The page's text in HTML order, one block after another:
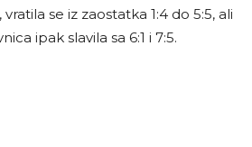
se iz zaostatka 1:4 do 5:5, ali
ipak slavila sa 6:1 i 7:5.